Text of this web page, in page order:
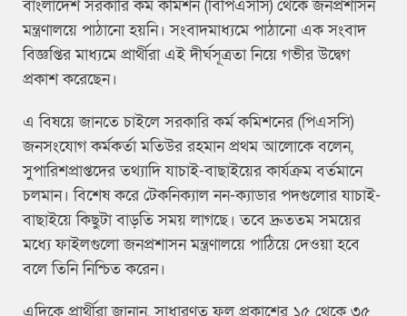
বাংলাদেশ সরকারি কর্ম কমিশন (বিপিএসসি) থেকে জনপ্রশাসন
মন্ত্রণালয়ে পাঠানো হয়নি। সংবাদমাধ্যমে পাঠানো এক সংবাদ
বিজ্ঞপ্তির মাধ্যমে প্রার্থীরা এই দীর্ঘসূত্রতা নিয়ে গভীর উদ্বেগ
প্রকাশ করেছেন।
এ বিষয়ে জানতে চাইলে সরকারি কর্ম কমিশনের (পিএসসি)
জনসংযোগ কর্মকর্তা মতিউর রহমান প্রথম আলোকে বলেন,
সুপারিশপ্রাপ্তদের তথ্যাদি যাচাই-বাছাইয়ের কার্যক্রম বর্তমানে
চলমান। বিশেষ করে টেকনিক্যাল নন-ক্যাডার পদগুলোর যাচাই-
বাছাইয়ে কিছুটা বাড়তি সময় লাগছে। তবে দ্রুততম সময়ের
মধ্যে ফাইলগুলো জনপ্রশাসন মন্ত্রণালয়ে পাঠিয়ে দেওয়া হবে
বলে তিনি নিশ্চিত করেন।